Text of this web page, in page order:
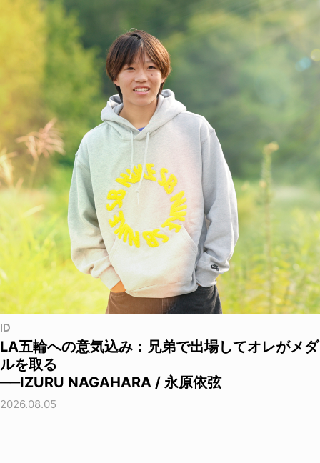
ID
LA五輪への意気込み：兄弟で出場してオレがメダ
ルを取る
──IZURU NAGAHARA / 永原依弦
2026.08.05